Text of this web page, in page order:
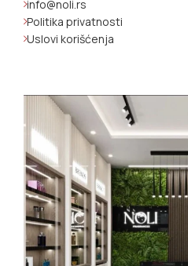
info@noli.rs
Politika privatnosti
Uslovi korišćenja